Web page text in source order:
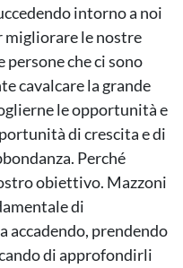
intorno a noi
migliorare le nostre
che ci sono
cavalcare la grande
le opportunità e
di crescita e di
Perché
obiettivo. Mazzoni
di
accadendo, prendendo
di approfondirli